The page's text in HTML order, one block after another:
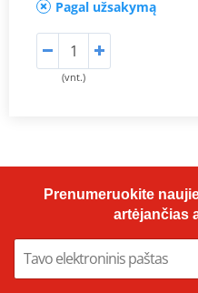
Pagal užsakymą
(vnt.)
Prenumeruokite
artėjančias